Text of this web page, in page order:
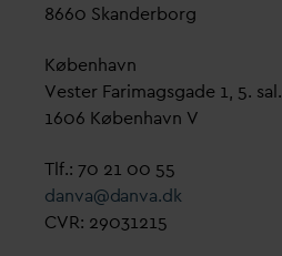
8660 Skanderborg
København
Vester Farimagsgade 1, 5. sal.
1606 København V
Tlf.: 70 21 00 55
danva@danva.dk
CVR: 29031215